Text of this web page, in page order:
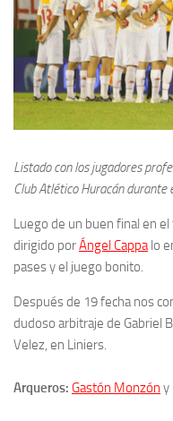
Listado con los jugadores
Club Atlético Huracán durante
Luego de un buen final en
dirigido porÁngel Cappalo
pases y el juego bonito.
Después de 19 fecha nos
dudoso arbitraje de Gabriel
Velez, en Liniers.
Arqueros: Gastón Monzón y